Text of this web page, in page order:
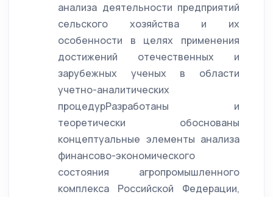
анализа деятельности предприятий
сельского хозяйства и их
особенности в целях применения
достижений отечественных и
зарубежных ученых в области
учетно-аналитических
процедурРазработаны и
теоретически обоснованы
концептуальные элементы анализа
финансово-экономического
состояния агропромышленного
комплекса Российской Федерации,